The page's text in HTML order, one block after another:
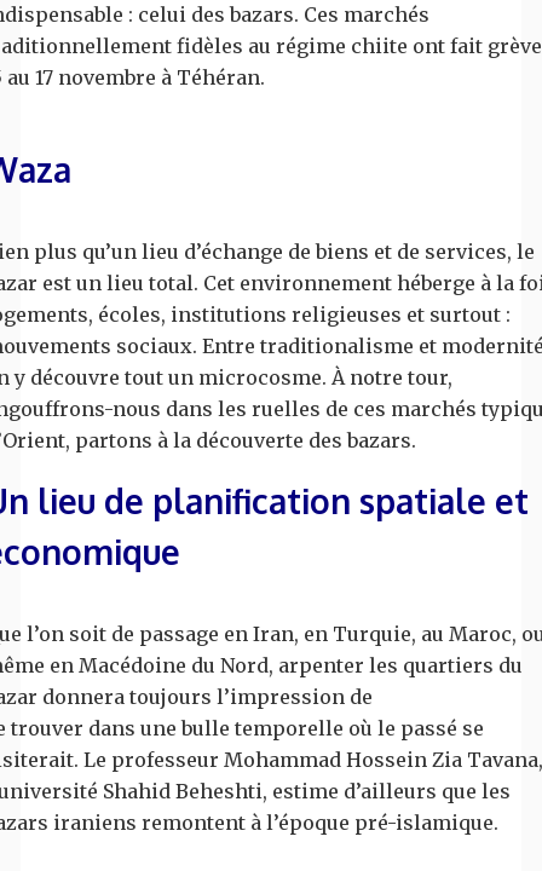
: celui des bazars. Ces marchés
fidèles au régime chiite ont fait
au 17 novembre à Téhéran.
plus qu’un lieu d’échange de biens et de services, le
est un lieu total. Cet environnement héberge à la
écoles, institutions religieuses et surtout :
sociaux. Entre traditionalisme et
y découvre tout un microcosme. À notre tour,
nous dans les ruelles de ces marchés
partons à la découverte des bazars.
lieu de planification spatiale et
l’on soit de passage en Iran, en Turquie, au Maroc,
en Macédoine du Nord, arpenter les quartiers du
donnera toujours l’impression de
trouver dans une bulle temporelle où le passé se
Le professeur Mohammad Hossein Zia
Shahid Beheshti, estime d’ailleurs que les
iraniens remontent à l’époque pré-islamique.